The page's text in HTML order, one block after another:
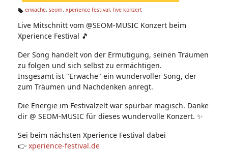
g
s:
erwache, seom, xperience festival, live konzert
Live Mitschnitt vom @SEOM-MUSIC Konzert beim
Xperience Festival 🎵
Der Song handelt von der Ermutigung, seinen Träumen
zu folgen und sich selbst zu ermächtigen.
Insgesamt ist "Erwache" ein wundervoller Song, der
zum Träumen und Nachdenken anregt.
Die Energie im Festivalzelt war spürbar magisch. Danke
dir @ SEOM-MUSIC für dieses wundervolle Konzert. ✨
Sei beim nächsten Xperience Festival dabei
👉 xperience-festival.de